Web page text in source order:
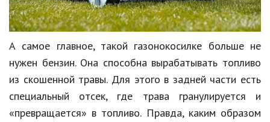
Строительство
Культура и общество
Мода и стиль
Бизнес
Хобби и развлечения
А самое главное, такой газонокосилке больше не
нужен бензин. Она способна вырабатывать топливо
из скошенной травы. Для этого в задней части есть
специальный отсек, где трава гранулируется и
«превращается» в топливо. Правда, каким образом